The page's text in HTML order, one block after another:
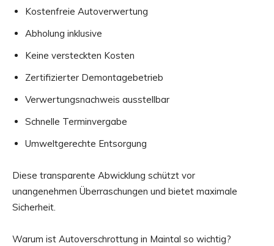
Kostenfreie Autoverwertung
Abholung inklusive
Keine versteckten Kosten
Zertifizierter Demontagebetrieb
Verwertungsnachweis ausstellbar
Schnelle Terminvergabe
Umweltgerechte Entsorgung
Diese transparente Abwicklung schützt vor
unangenehmen Überraschungen und bietet maximale
Sicherheit.
Warum ist Autoverschrottung in Maintal so wichtig?